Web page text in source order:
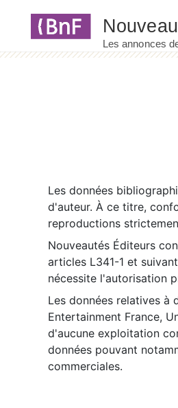
Les données
d'auteur. À ce titre,
reproductions
Nouveautés Éditeurs
articles L341-1 et
nécessite l'autorisation
Les données relatives à
Entertainment France,
d'aucune exploitation
données pouvant
commerciales.